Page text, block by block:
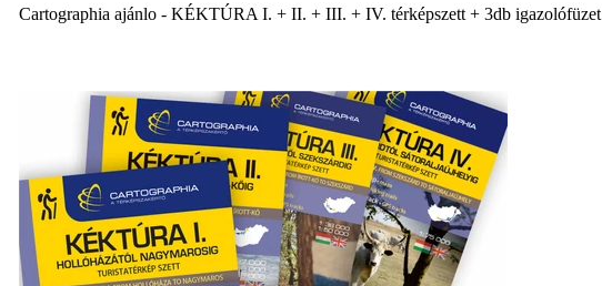
Cartographia ajánlo - KÉKTÚRA I. + II. + III. + IV. térképszett + 3db igazolófüzet